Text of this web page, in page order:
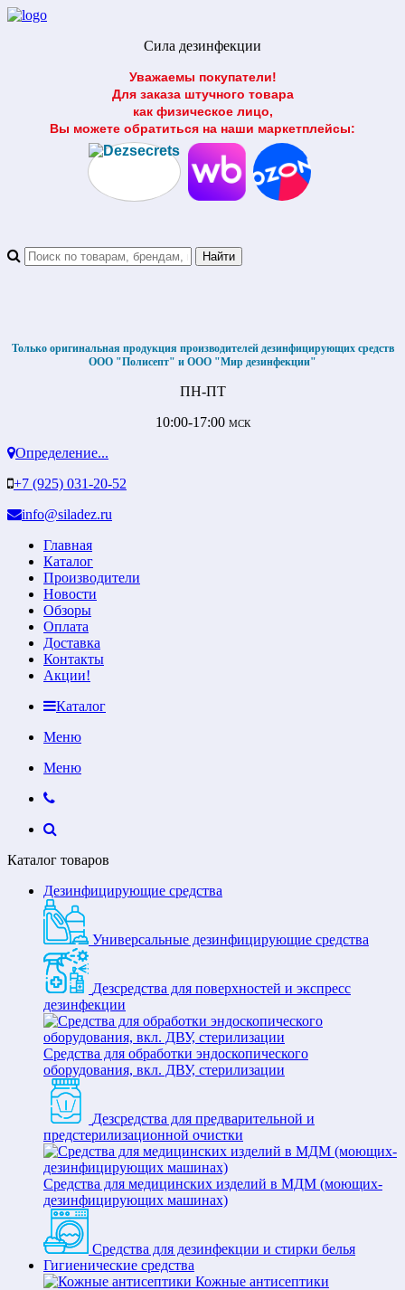
Сила дезинфекции
Уважаемы покупатели!
Для заказа штучного товара
как физическое лицо,
Вы можете обратиться на наши маркетплейсы:
Только оригинальная продукция производителей дезинфицирующих средств
ООО "Полисепт" и ООО "Мир дезинфекции"
ПН-ПТ
10:00-17:00 МСК
Определение...
+7 (925) 031-20-52
info@siladez.ru
Главная
Каталог
Производители
Новости
Обзоры
Оплата
Доставка
Контакты
Акции!
Каталог
Меню
Меню
Каталог товаров
Дезинфицирующие средства
Универсальные дезинфицирующие средства
Дезсредства для поверхностей и экспресс
дезинфекции
Средства для обработки эндоскопического
оборудования, вкл. ДВУ, стерилизации
Дезсредства для предварительной и
предстерилизационной очистки
Средства для медицинских изделий в МДМ (моющих-
дезинфицирующих машинах)
Средства для дезинфекции и стирки белья
Гигиенические средства
Кожные антисептики